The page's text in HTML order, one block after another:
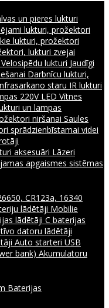
un pieres lukturi
lukturi, prožektori
lukturi, prožektori
lukturi zvejai
Velosipēdu lukturi Jaudīgi
Darbnīcu lukturi,
staru IR lukturi
220V LED Vītnes
un lampas
niršanai Saules
sprādzienbīstamai videi
aksesuāri Lāzeri
apgaismes sistēmas
CR123a, 16340
lādētāji Mobilie
lādētāji C baterijas
datoru lādētāji
Auto starteri USB
bank) Akumulatoru
Baterijas